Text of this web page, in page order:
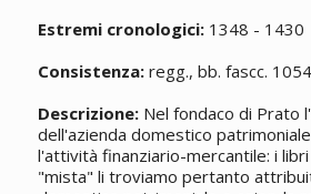
Estremi cronologici:1348 - 1430
Consistenza:regg., bb. fascc.
Descrizione:Nel fondaco di Prato
dell'azienda domestico
l'attività finanziario-mercantile: i
"mista" li troviamo pertanto